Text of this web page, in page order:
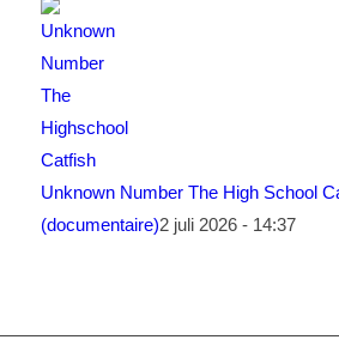
Unknown Number The High School
(documentaire)2 juli 2026 - 14:37